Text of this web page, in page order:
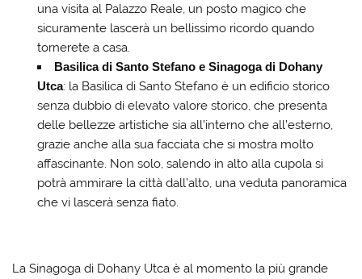
una visita al Palazzo Reale, un posto magico che
sicuramente lascerà un bellissimo ricordo quando
tornerete a casa.
Basilica di Santo Stefano e Sinagoga di Dohany
Utca: la Basilica di Santo Stefano è un edificio storico
senza dubbio di elevato valore storico, che presenta
delle bellezze artistiche sia all’interno che all’esterno,
grazie anche alla sua facciata che si mostra molto
affascinante. Non solo, salendo in alto alla cupola si
potrà ammirare la città dall’alto, una veduta panoramica
che vi lascerà senza fiato.
La Sinagoga di Dohany Utca è al momento la più grande